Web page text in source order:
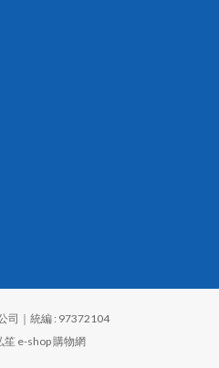
司｜統編 : 97372104
e-shop 購物網